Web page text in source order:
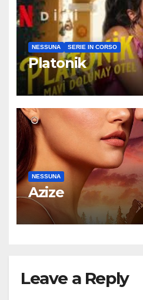
NESSUNA SERIE IN CORSO
Platonik
NESSUNA
Azize
Leave a Reply